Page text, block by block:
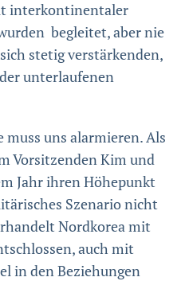
interkontinentaler
begleitet, aber nie
stetig verstär­ken­den,
unter­laufenen
uns alarmieren. Als
Vorsitzenden Kim und
Jahr ihren Höhepunkt
Szenario nicht
Nordkorea mit
auch mit
in den Beziehungen